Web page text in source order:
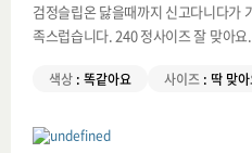
검정슬립온 닳을때까지 신고다니다가
족스럽습니다. 240 정사이즈 잘 맞아요.
색상 : 똑같아요 사이즈 : 딱 맞